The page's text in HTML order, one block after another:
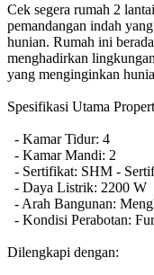
Cek segera rumah 2
pemandangan indah
hunian. Rumah ini
menghadirkan
yang menginginkan
Spesifikasi Utama
- Kamar Tidur: 4
- Kamar Mandi: 2
- Sertifikat: SHM -
- Daya Listrik: 2200 W
- Arah Bangunan:
- Kondisi Perabotan:
Dilengkapi dengan: